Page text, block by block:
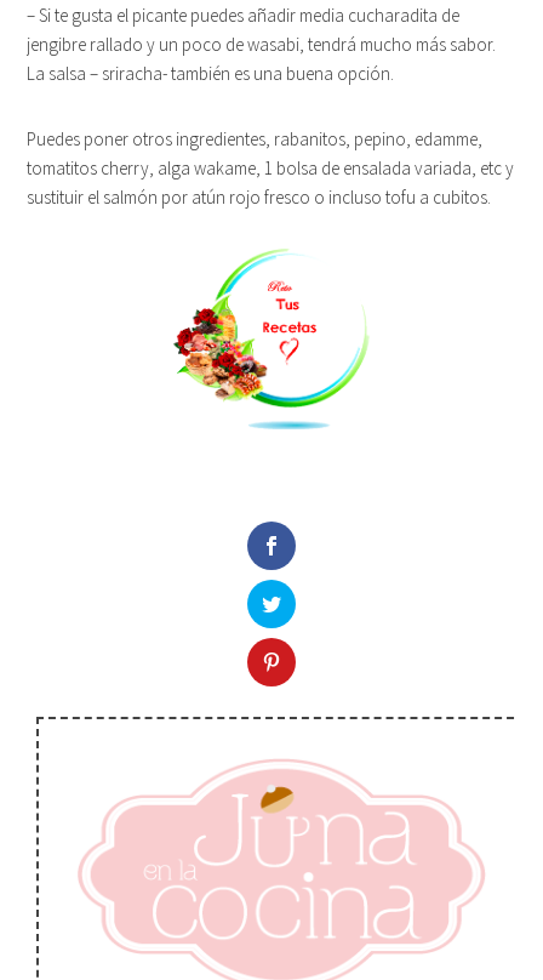
– Si te gusta el picante puedes añadir media cucharadita de
jengibre rallado y un poco de wasabi, tendrá mucho más sabor.
La salsa – sriracha- también es una buena opción.
Puedes poner otros ingredientes, rabanitos, pepino, edamme,
tomatitos cherry, alga wakame, 1 bolsa de ensalada variada, etc y
sustituir el salmón por atún rojo fresco o incluso tofu a cubitos.